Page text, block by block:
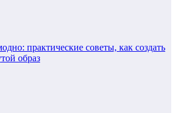
практические советы, как создать
образ